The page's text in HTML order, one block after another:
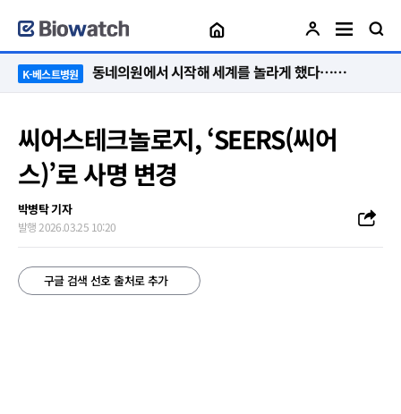
K-베스트병원 “절대 먼저 말하지 않아요. 대신 먼저 듣습니다”
씨어스테크놀로지, ‘SEERS(씨어
스)’로 사명 변경
박병탁 기자
발행 2026.03.25 10:20
구글 검색 선호 출처로 추가